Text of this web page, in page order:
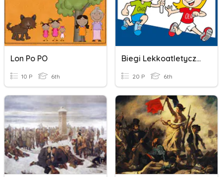
Lon Po PO
10 P 6th
Biegi Lekkoatletyczne
20 P 6th